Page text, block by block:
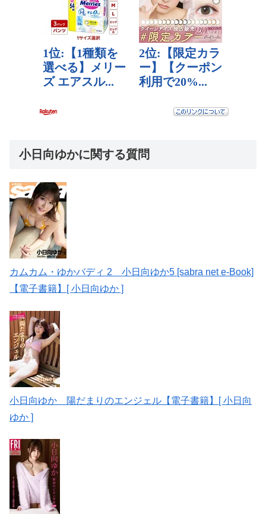
小日向ゆかに関する質問
カムカム・ゆかバディ 2 小日向ゆか5 [sabra net e-Book]
【電子書籍】[ 小日向ゆか ]
小日向ゆか 陽だまりのエンジェル【電子書籍】[ 小日向
ゆか ]